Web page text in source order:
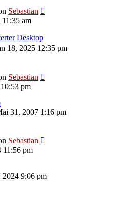
Sebastian
am
Desktop
18, 2025 12:35 pm
Sebastian
pm
31, 2007 1:16 pm
Sebastian
11:56 pm
2024 9:06 pm